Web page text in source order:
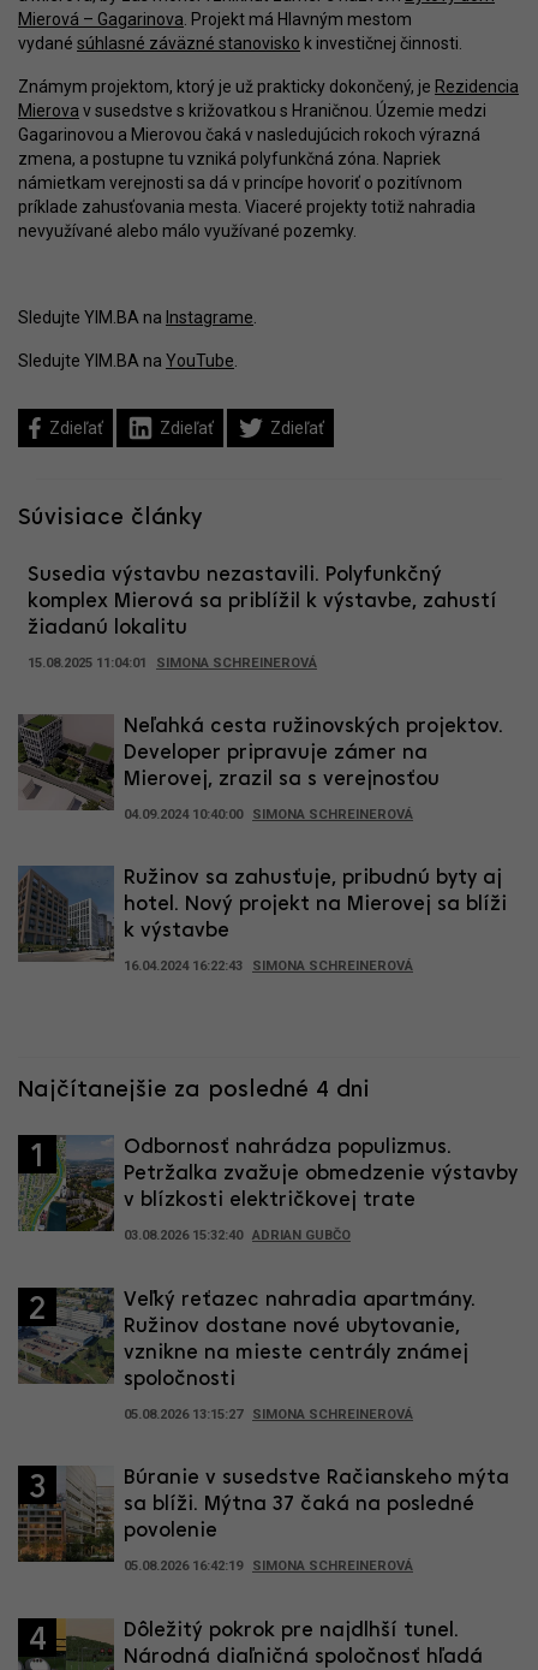
Mierová – Gagarinova. Projekt má Hlavným mestom
vydané súhlasné záväzné stanovisko k investičnej činnosti.
Známym projektom, ktorý je už prakticky dokončený, je Rezidencia
Mierova v susedstve s križovatkou s Hraničnou. Územie medzi
Gagarinovou a Mierovou čaká v nasledujúcich rokoch výrazná
zmena, a postupne tu vzniká polyfunkčná zóna. Napriek
námietkam verejnosti sa dá v princípe hovoriť o pozitívnom
príklade zahusťovania mesta. Viaceré projekty totiž nahradia
nevyužívané alebo málo využívané pozemky.
Sledujte YIM.BA na Instagrame.
Sledujte YIM.BA na YouTube.
Zdieľať Zdieľať Zdieľať
Súvisiace články
Susedia výstavbu nezastavili. Polyfunkčný
komplex Mierová sa priblížil k výstavbe, zahustí
žiadanú lokalitu
15.08.2025 11:04:01 SIMONA SCHREINEROVÁ
Neľahká cesta ružinovských projektov.
Developer pripravuje zámer na
Mierovej, zrazil sa s verejnosťou
04.09.2024 10:40:00 SIMONA SCHREINEROVÁ
Ružinov sa zahusťuje, pribudnú byty aj
hotel. Nový projekt na Mierovej sa blíži
k výstavbe
16.04.2024 16:22:43 SIMONA SCHREINEROVÁ
Najčítanejšie za posledné 4 dni
1
Odbornosť nahrádza populizmus.
Petržalka zvažuje obmedzenie výstavby
v blízkosti električkovej trate
03.08.2026 15:32:40 ADRIAN GUBČO
2
Veľký reťazec nahradia apartmány.
Ružinov dostane nové ubytovanie,
vznikne na mieste centrály známej
spoločnosti
05.08.2026 13:15:27 SIMONA SCHREINEROVÁ
3
Búranie v susedstve Račianskeho mýta
sa blíži. Mýtna 37 čaká na posledné
povolenie
05.08.2026 16:42:19 SIMONA SCHREINEROVÁ
4
Dôležitý pokrok pre najdlhší tunel.
Národná diaľničná spoločnosť hľadá